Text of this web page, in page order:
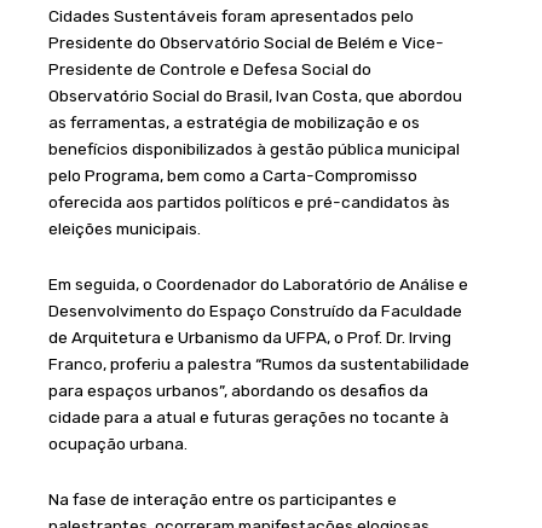
Cidades Sustentáveis foram apresentados pelo
Presidente do Observatório Social de Belém e Vice-
Presidente de Controle e Defesa Social do
Observatório Social do Brasil, Ivan Costa, que abordou
as ferramentas, a estratégia de mobilização e os
benefícios disponibilizados à gestão pública municipal
pelo Programa, bem como a Carta-Compromisso
oferecida aos partidos políticos e pré-candidatos às
eleições municipais.
Em seguida, o Coordenador do Laboratório de Análise e
Desenvolvimento do Espaço Construído da Faculdade
de Arquitetura e Urbanismo da UFPA, o Prof. Dr. Irving
Franco, proferiu a palestra “Rumos da sustentabilidade
para espaços urbanos”, abordando os desafios da
cidade para a atual e futuras gerações no tocante à
ocupação urbana.
Na fase de interação entre os participantes e